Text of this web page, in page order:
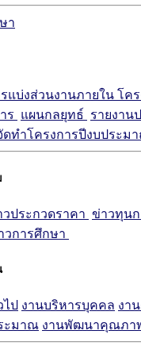
า
แบ่งส่วนงานภายใน โค
ร แผนกลยุทธ์ รายงาน
ดทำโครงการปีงบประม
วประกวดราคา ข่าวทุน
วการศึกษา
ป งานบริหารบุคคล งา
ะมาณ งานพัฒนาคุณภา